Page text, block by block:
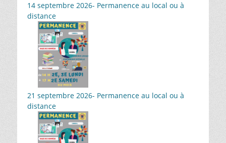
14 septembre 2026- Permanence au local ou à
distance
21 septembre 2026- Permanence au local ou à
distance